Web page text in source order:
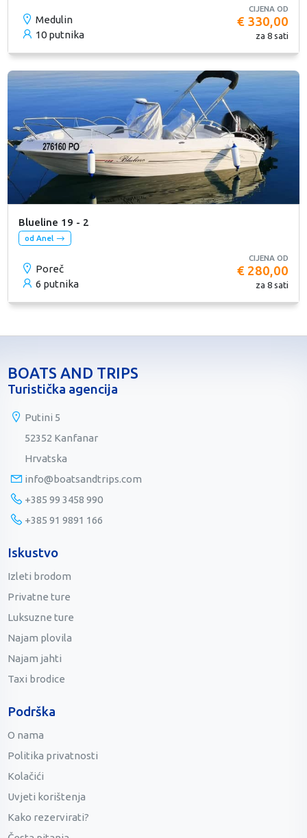
Medulin
10 putnika
CIJENA OD
€ 330,00
za 8 sati
Blueline 19 - 2
od Anel
Poreč
6 putnika
CIJENA OD
€ 280,00
za 8 sati
BOATS AND TRIPS
Turistička agencija
Putini 5
52352 Kanfanar
Hrvatska
info@boatsandtrips.com
+385 99 3458 990
+385 91 9891 166
Iskustvo
Izleti brodom
Privatne ture
Luksuzne ture
Najam plovila
Najam jahti
Taxi brodice
Podrška
O nama
Politika privatnosti
Kolačići
Uvjeti korištenja
Kako rezervirati?